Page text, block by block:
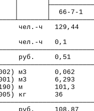
│
│       │  66-7-1
чел.-ч   129,44
чел.-ч   0,1
руб.     0,51
9002) м3       0,062
м3       6,293
9190) м        101,3
1005) кг       36